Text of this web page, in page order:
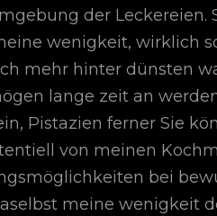
der
wenigkeit, wirklich
mehr hinter dünsten
lange zeit an
Pistazien ferner Sie
von meinen
bei
meine wenigkeit